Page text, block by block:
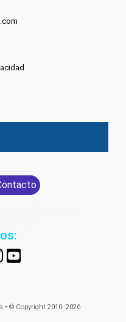
• © Copyright 2010- 2026